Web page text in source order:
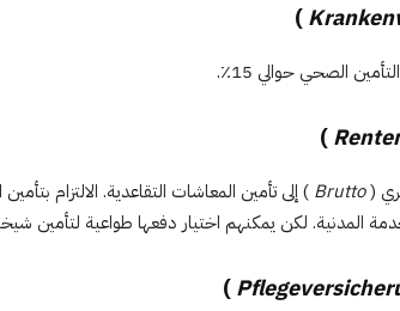
)
الصحي حوالي 15٪.
)
Brutto ) إلى تأمين المعاشات التقاعدية. الالتزام
المدنية. لكن يمكنهم اختيار دفعها طواعية لتأمين
)